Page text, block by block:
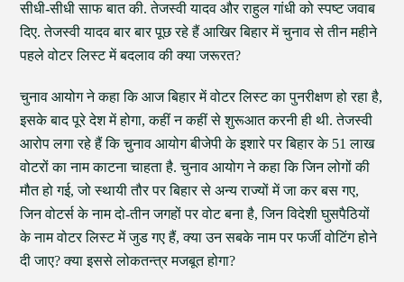
सीधी-सीधी साफ बात की. तेजस्वी यादव और राहुल गांधी को स्पष्ट जवाब
दिए. तेजस्वी यादव बार बार पूछ रहे हैं आखिर बिहार में चुनाव से तीन महीने
पहले वोटर लिस्ट में बदलाव की क्या जरूरत?
चुनाव आयोग ने कहा कि आज बिहार में वोटर लिस्ट का पुनरीक्षण हो रहा है,
इसके बाद पूरे देश में होगा, कहीं न कहीं से शुरूआत करनी ही थी. तेजस्वी
आरोप लगा रहे हैं कि चुनाव आयोग बीजेपी के इशारे पर बिहार के 51 लाख
वोटरों का नाम काटना चाहता है. चुनाव आयोग ने कहा कि जिन लोगों की
मौत हो गई, जो स्थायी तौर पर बिहार से अन्य राज्यों में जा कर बस गए,
जिन वोटर्स के नाम दो-तीन जगहों पर वोट बना है, जिन विदेशी घुसपैठियों
के नाम वोटर लिस्ट में जुड गए हैं, क्या उन सबके नाम पर फर्जी वोटिंग होने
दी जाए? क्या इससे लोकतन्त्र मजबूत होगा?